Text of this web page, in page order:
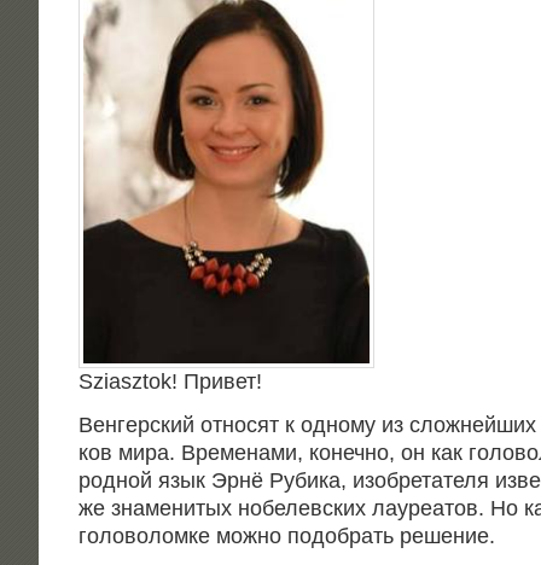
Sziasztok! При­вет!
Вен­гер­ский отно­сят к одно­му из
ков мира. Вре­ме­на­ми, конеч­но, он как
род­ной язык Эрнё Руби­ка, изоб­ре­та­те­ля
же зна­ме­ни­тых нобе­лев­ских лау­ре­а­тов. Но
голо­во­лом­ке мож­но подо­брать решение.